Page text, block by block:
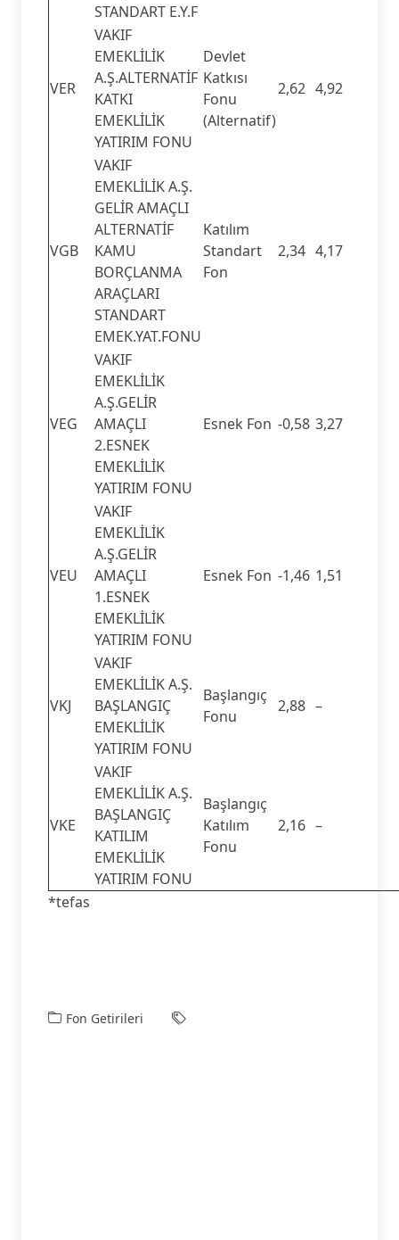
STANDART E.Y.F
VER
VAKIF
EMEKLİLİK
A.Ş.ALTERNATİF
KATKI
EMEKLİLİK
YATIRIM FONU
Devlet
Katkısı
Fonu
(Alternatif)
2,62 4,92
VGB
VAKIF
EMEKLİLİK A.Ş.
GELİR AMAÇLI
ALTERNATİF
KAMU
BORÇLANMA
ARAÇLARI
STANDART
EMEK.YAT.FONU
Katılım
Standart
Fon
2,34 4,17
VEG
VAKIF
EMEKLİLİK
A.Ş.GELİR
AMAÇLI
2.ESNEK
EMEKLİLİK
YATIRIM FONU
Esnek Fon -0,58 3,27
VEU
VAKIF
EMEKLİLİK
A.Ş.GELİR
AMAÇLI
1.ESNEK
EMEKLİLİK
YATIRIM FONU
Esnek Fon -1,46 1,51
VKJ
VAKIF
EMEKLİLİK A.Ş.
BAŞLANGIÇ
EMEKLİLİK
YATIRIM FONU
Başlangıç
Fonu
2,88 –
VKE
VAKIF
EMEKLİLİK A.Ş.
BAŞLANGIÇ
KATILIM
EMEKLİLİK
YATIRIM FONU
Başlangıç
Katılım
Fonu
2,16 –
*tefas
Fon Getirileri